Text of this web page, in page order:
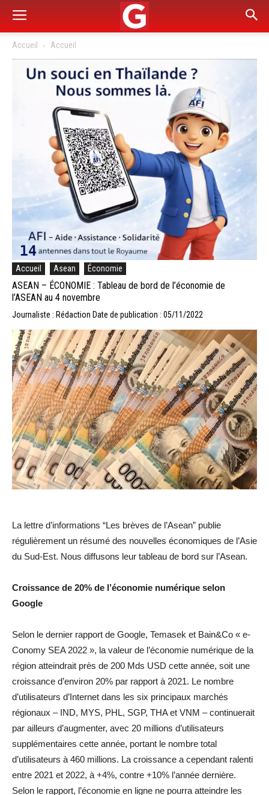
Accueil Accueil
Accueil Asean Économie
ASEAN – ÉCONOMIE : Tableau de bord de l’économie de
l’ASEAN au 4 novembre
Journaliste : Rédaction Date de publication : 05/11/2022
La lettre d’informations “Les brèves de l’Asean” publie
régulièrement un résumé des nouvelles économiques de l’Asie
du Sud-Est. Nous diffusons leur tableau de bord sur l’Asean.
Croissance de 20% de l’économie numérique selon
Google
Selon le dernier rapport de Google, Temasek et Bain&Co « e-
Conomy SEA 2022 », la valeur de l’économie numérique de la
région atteindrait près de 200 Mds USD cette année, soit une
croissance d’environ 20% par rapport à 2021. Le nombre
d’utilisateurs d’Internet dans les six principaux marchés
régionaux – IND, MYS, PHL, SGP, THA et VNM – continuerait
par ailleurs d’augmenter, avec 20 millions d’utilisateurs
supplémentaires cette année, portant le nombre total
d’utilisateurs à 460 millions. La croissance a cependant ralenti
entre 2021 et 2022, à +4%, contre +10% l’année dernière.
Selon le rapport, l’économie en ligne ne pourra atteindre les